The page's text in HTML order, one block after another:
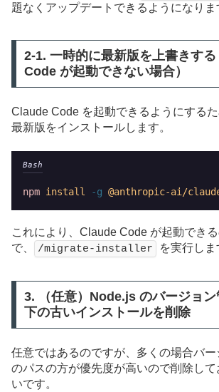
題なくアップデートできるようになりま
2-1. 一時的に最新版を上書きす
Code が起動できない場合）
Claude Code を起動できるようにする
最新版をインストールします。
Bash
npm install -g @anthropic-ai/
これにより、Claude Code が起動でき
で、
/migrate-installer を実行しま
3. （任意）Node.js のバージョ
下の古いインストールを削除
任意ではあるのですが、多くの場合バ
のパスの方が優先度が高いので削除し
いです。